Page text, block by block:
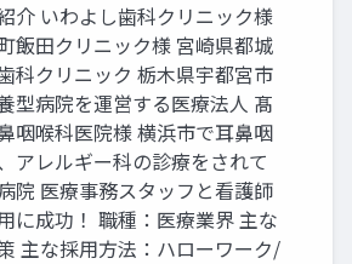
介 いわよし歯科クリニック様
飯田クリニック様 宮崎県都城
科クリニック 栃木県宇都宮市
型病院を運営する医療法人 髙
咽喉科医院様 横浜市で耳鼻咽
アレルギー科の診療をされて
院 医療事務スタッフと看護師
に成功！ 職種：医療業界 主な
主な採用方法：ハローワーク/